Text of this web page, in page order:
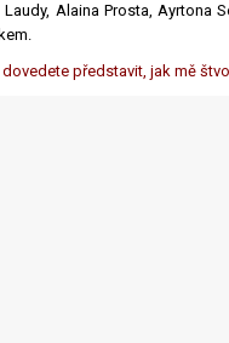
Laudy, Alaina Prosta, Ayrtona
představit, jak mě